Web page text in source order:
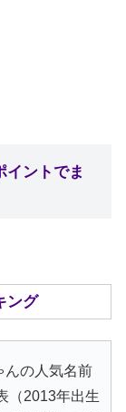
イントでま
ング
んの人気名前
（2013年出生